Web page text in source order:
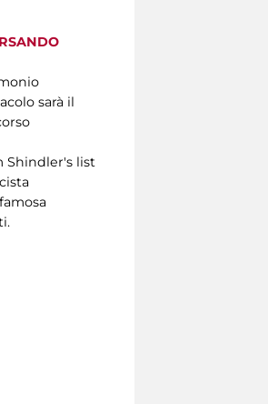
sarà il
Shindler's list